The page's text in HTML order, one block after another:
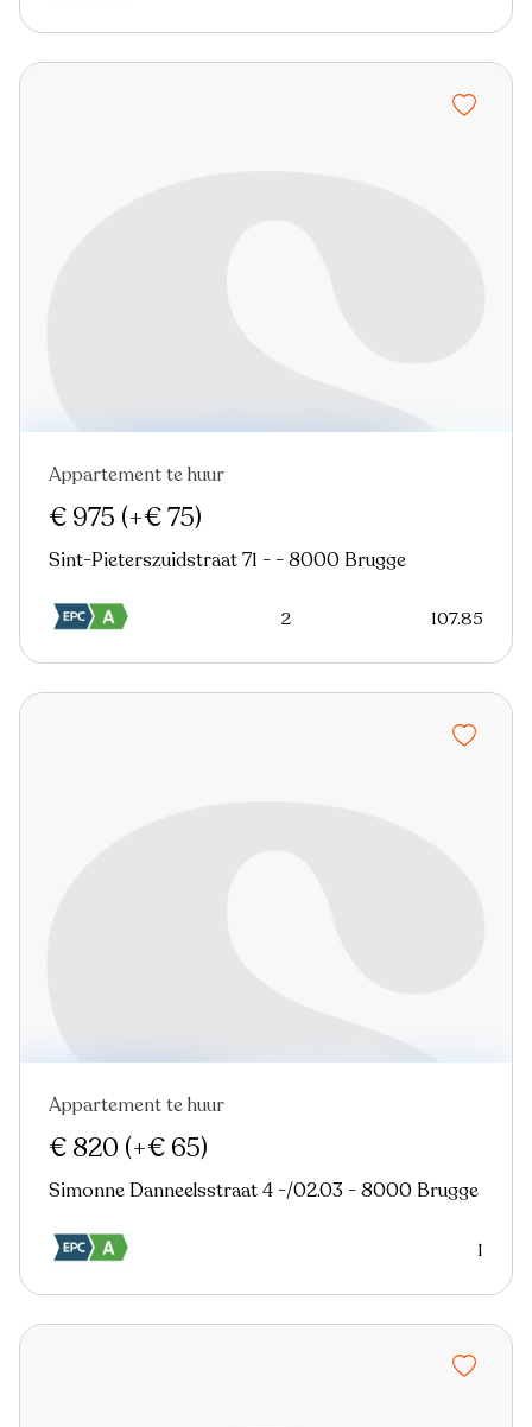
Nieuw
Appartement te huur
€ 975 (+€ 75)
Sint-Pieterszuidstraat 71 - - 8000 Brugge
2 107.85
Nieuw
Appartement te huur
€ 820 (+€ 65)
Simonne Danneelsstraat 4 -/02.03 - 8000 Brugge
1